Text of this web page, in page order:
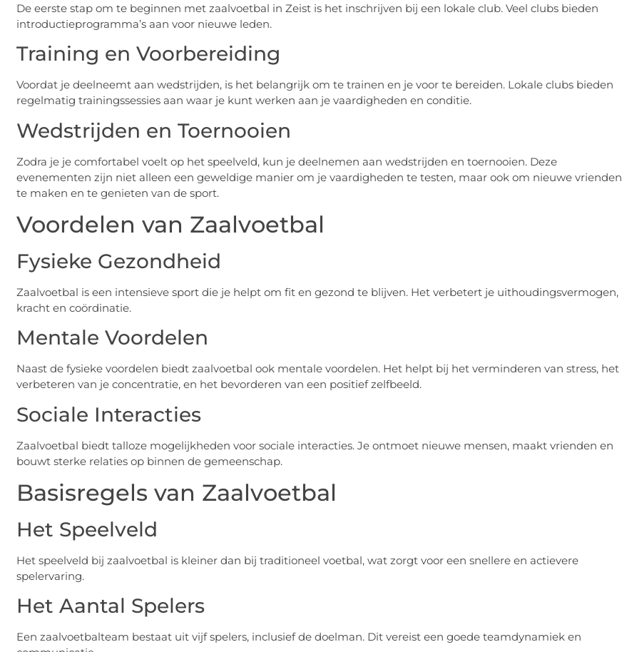
De eerste stap om te beginnen met zaalvoetbal in Zeist is het inschrijven bij een lokale club. Veel clubs bieden
introductieprogramma’s aan voor nieuwe leden.
Training en Voorbereiding
Voordat je deelneemt aan wedstrijden, is het belangrijk om te trainen en je voor te bereiden. Lokale clubs bieden
regelmatig trainingssessies aan waar je kunt werken aan je vaardigheden en conditie.
Wedstrijden en Toernooien
Zodra je je comfortabel voelt op het speelveld, kun je deelnemen aan wedstrijden en toernooien. Deze
evenementen zijn niet alleen een geweldige manier om je vaardigheden te testen, maar ook om nieuwe vrienden
te maken en te genieten van de sport.
Voordelen van Zaalvoetbal
Fysieke Gezondheid
Zaalvoetbal is een intensieve sport die je helpt om fit en gezond te blijven. Het verbetert je uithoudingsvermogen,
kracht en coördinatie.
Mentale Voordelen
Naast de fysieke voordelen biedt zaalvoetbal ook mentale voordelen. Het helpt bij het verminderen van stress, het
verbeteren van je concentratie, en het bevorderen van een positief zelfbeeld.
Sociale Interacties
Zaalvoetbal biedt talloze mogelijkheden voor sociale interacties. Je ontmoet nieuwe mensen, maakt vrienden en
bouwt sterke relaties op binnen de gemeenschap.
Basisregels van Zaalvoetbal
Het Speelveld
Het speelveld bij zaalvoetbal is kleiner dan bij traditioneel voetbal, wat zorgt voor een snellere en actievere
spelervaring.
Het Aantal Spelers
Een zaalvoetbalteam bestaat uit vijf spelers, inclusief de doelman. Dit vereist een goede teamdynamiek en